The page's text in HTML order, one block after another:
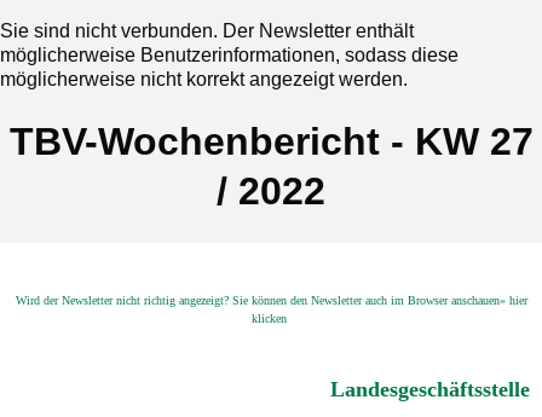
Sie sind nicht verbunden. Der Newsletter enthält
möglicherweise Benutzerinformationen, sodass diese
möglicherweise nicht korrekt angezeigt werden.
TBV-Wochenbericht - KW 27
/ 2022
Wird der Newsletter nicht richtig angezeigt? Sie können den Newsletter auch im Browser anschauen» hier
klicken
Landesgeschäftsstelle